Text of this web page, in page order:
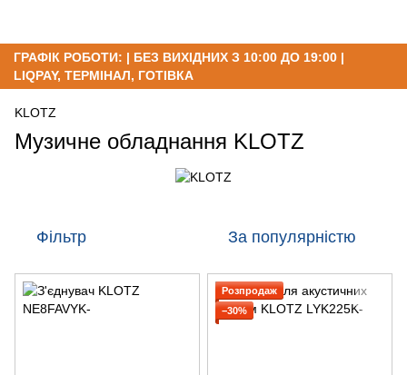
ГРАФІК РОБОТИ: | БЕЗ ВИХІДНИХ З 10:00 ДО 19:00 |
LIQPAY, ТЕРМІНАЛ, ГОТІВКА
KLOTZ
Музичне обладнання KLOTZ
Фільтр За популярністю
Розпродаж
−30%